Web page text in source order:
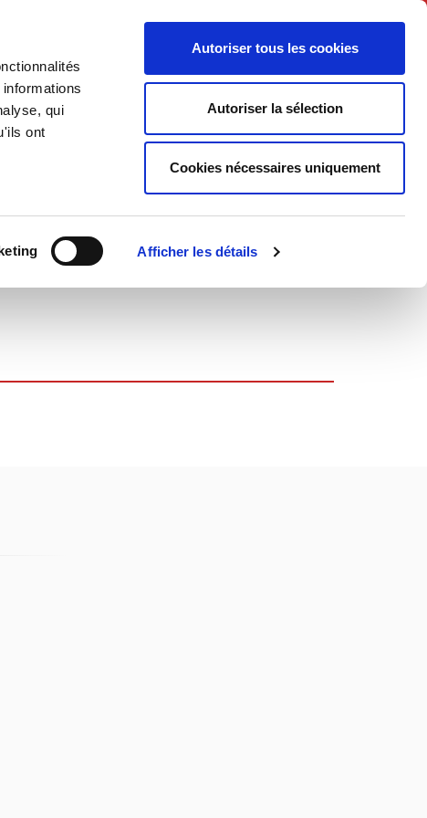
qui
ont
Afficher les détails
Autoriser tous les cookies
Autoriser la sélection
Cookies nécessaires uniquement
English
Politics